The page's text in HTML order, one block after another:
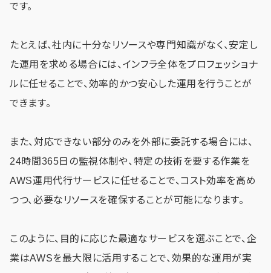
です。
たとえば、社内に十分なリソースや専門知識がなく、安定し
た運用を求める場合には、インフラ全体をプロフェッショナ
ルに任せることで、効率的かつ安心した運用を行うことが
できます。
また、対応できない部分のみを外部に委託する場合には、
24時間365日の監視体制や、特定の技術を要する作業を
AWS運用代行サービスに任せることで、コスト効率を高め
つつ、必要なリソースを確保することが可能になります。
このように、目的に応じた最適なサービスを選ぶことで、企
業はAWSを最大限に活用することで、効果的な運用が実